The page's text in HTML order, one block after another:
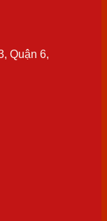
Quận 6,